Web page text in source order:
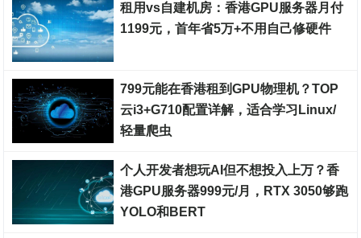
租用vs自建机房：香港GPU服务器月付
1199元，首年省5万+不用自己修硬件
799元能在香港租到GPU物理机？TOP
云i3+G710配置详解，适合学习Linux/
轻量爬虫
个人开发者想玩AI但不想投入上万？香
港GPU服务器999元/月，RTX 3050够跑
YOLO和BERT